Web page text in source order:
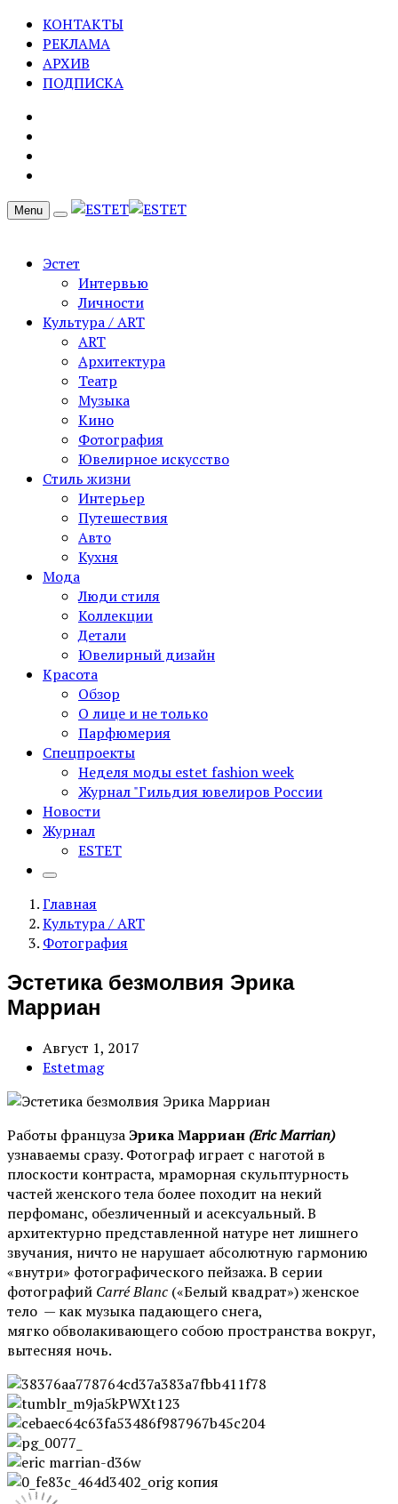
КОНТАКТЫ
РЕКЛАМА
АРХИВ
ПОДПИСКА
Menu
Эстет
Интервью
Личности
Культура / ART
ART
Архитектура
Театр
Музыка
Кино
Фотография
Ювелирное искусство
Стиль жизни
Интерьер
Путешествия
Авто
Кухня
Мода
Люди стиля
Коллекции
Детали
Ювелирный дизайн
Красота
Обзор
О лице и не только
Парфюмерия
Спецпроекты
Неделя моды estet fashion week
Журнал "Гильдия ювелиров России
Новости
Журнал
ESTET
Главная
Культура / ART
Фотография
Эстетика безмолвия Эрика
Марриан
Август 1, 2017
Estetmag
Работы французаЭрика Марриан (Eric Marrian)
узнаваемы сразу. Фотограф играет с наготой в
плоскости контраста, мраморная скульптурность
частей женского тела более походит на некий
перфоманс, обезличенный и асексуальный. В
архитектурно представленной натуре нет лишнего
звучания, ничто не нарушает абсолютную гармонию
«внутри» фотографического пейзажа. В серии
фотографий Carré Blanc («Белый квадрат») женское
тело — как музыка падающего снега,
мягко обволакивающего собою пространства вокруг,
вытесняя ночь.